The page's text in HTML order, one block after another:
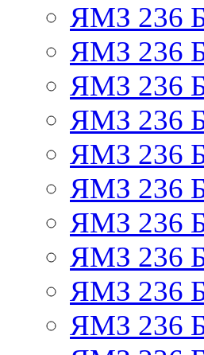
ЯМЗ 236
ЯМЗ 236
ЯМЗ 236
ЯМЗ 236
ЯМЗ 236
ЯМЗ 236
ЯМЗ 236
ЯМЗ 236
ЯМЗ 236
ЯМЗ 236